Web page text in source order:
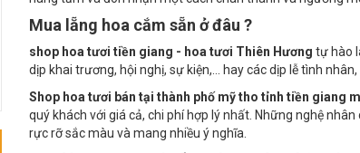
trong dịp tết khi mùa xuân về. Bên cạnh hoa mai, hoa
nâng tầm và đón nhận một cách chân thành và ngưỡng mộ.
Mua lẵng hoa cắm sẵn ở đâu ?
shop hoa tươi tiền giang - hoa tươi Thiên Hương
tự hào
dịp khai trương, hội nghị, sự kiện,… hay các dịp lễ tình
Shop hoa tươi bán tại thành phố mỹ tho tỉnh tiền giang
quý khách với giá cả, chi phí hợp lý nhất. Những nghệ